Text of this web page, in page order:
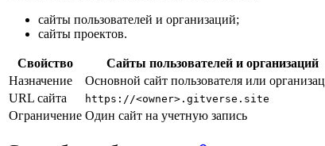
сайты пользователей и организаций;
сайты проектов.
Свойство Сайты пользователей и организаций
Назначение
Основной сайт пользователя или
URL сайта
https://<owner>.gitverse.site
Ограничение Один сайт на учетную запись